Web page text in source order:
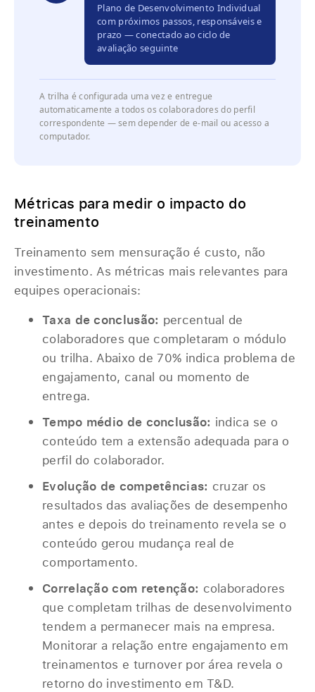
Plano de Desenvolvimento Individual
com próximos passos, responsáveis e
prazo — conectado ao ciclo de
avaliação seguinte
A trilha é configurada uma vez e entregue
automaticamente a todos os colaboradores do perfil
correspondente — sem depender de e-mail ou acesso a
computador.
Métricas para medir o impacto do
treinamento
Treinamento sem mensuração é custo, não
investimento. As métricas mais relevantes para
equipes operacionais:
Taxa de conclusão: percentual de
colaboradores que completaram o módulo
ou trilha. Abaixo de 70% indica problema de
engajamento, canal ou momento de
entrega.
Tempo médio de conclusão: indica se o
conteúdo tem a extensão adequada para o
perfil do colaborador.
Evolução de competências: cruzar os
resultados das avaliações de desempenho
antes e depois do treinamento revela se o
conteúdo gerou mudança real de
comportamento.
Correlação com retenção: colaboradores
que completam trilhas de desenvolvimento
tendem a permanecer mais na empresa.
Monitorar a relação entre engajamento em
treinamentos e turnover por área revela o
retorno do investimento em T&D.